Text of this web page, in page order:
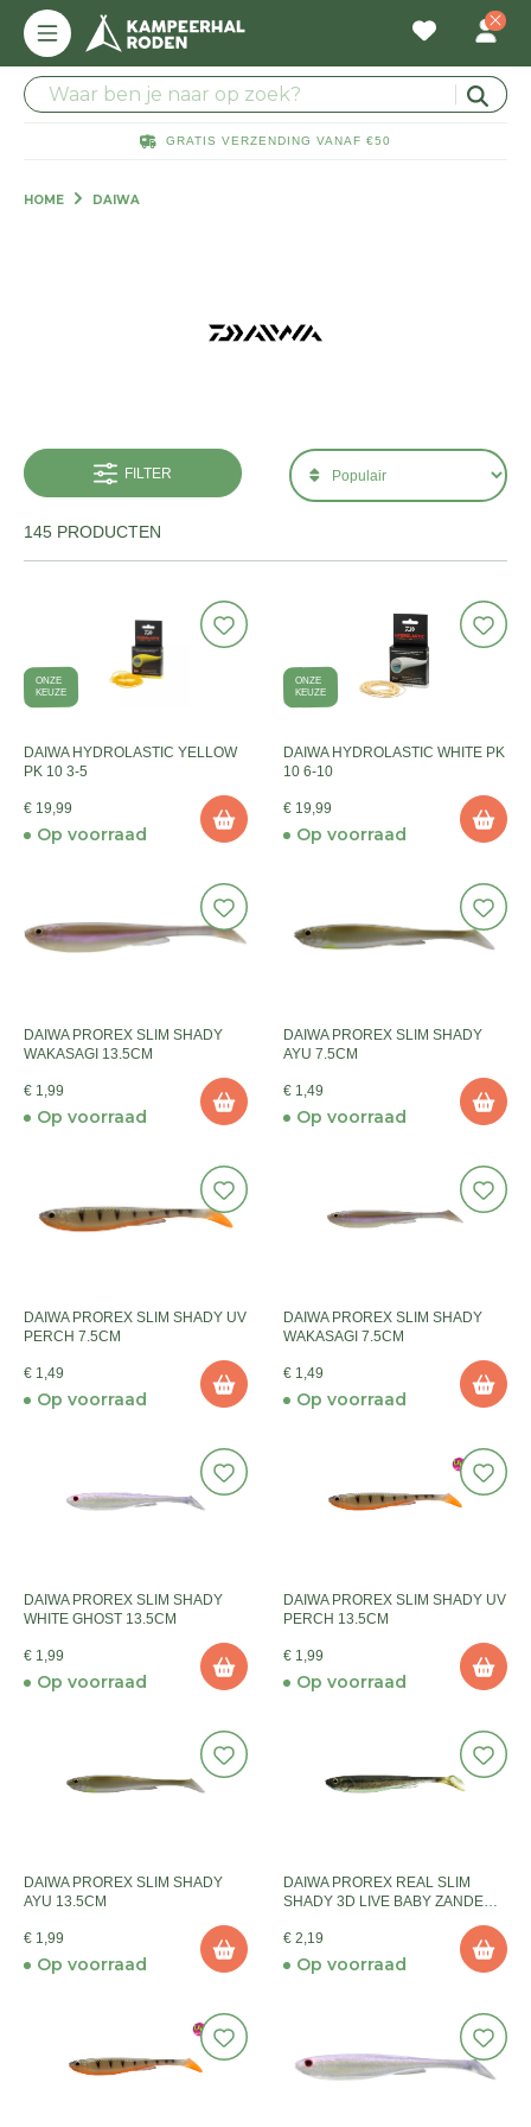
GRATIS VERZENDING VANAF €50
HOME DAIWA
FILTER
145 PRODUCTEN
ONZE
KEUZE
DAIWA HYDROLASTIC YELLOW
PK 10 3-5
€ 19,99
Op voorraad
ONZE
KEUZE
DAIWA HYDROLASTIC WHITE PK
10 6-10
€ 19,99
Op voorraad
DAIWA PROREX SLIM SHADY
WAKASAGI 13.5CM
€ 1,99
Op voorraad
DAIWA PROREX SLIM SHADY
AYU 7.5CM
€ 1,49
Op voorraad
DAIWA PROREX SLIM SHADY UV
PERCH 7.5CM
€ 1,49
Op voorraad
DAIWA PROREX SLIM SHADY
WAKASAGI 7.5CM
€ 1,49
Op voorraad
DAIWA PROREX SLIM SHADY
WHITE GHOST 13.5CM
€ 1,99
Op voorraad
DAIWA PROREX SLIM SHADY UV
PERCH 13.5CM
€ 1,99
Op voorraad
DAIWA PROREX SLIM SHADY
AYU 13.5CM
€ 1,99
Op voorraad
DAIWA PROREX REAL SLIM
SHADY 3D LIVE BABY ZANDER
€ 2,19
Op voorraad